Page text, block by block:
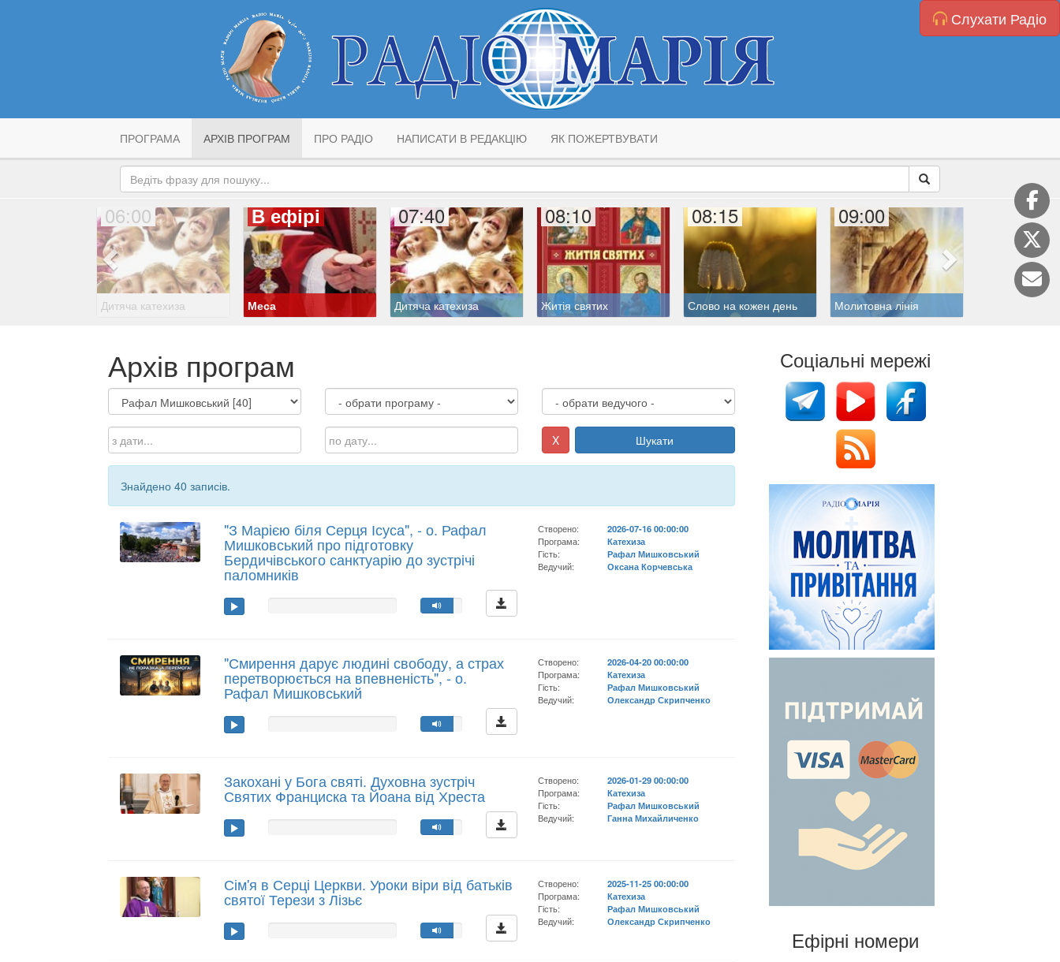
Слухати Радіо
ПРОГРАМА АРХІВ ПРОГРАМ ПРО РАДІО НАПИСАТИ В РЕДАКЦІЮ ЯК ПОЖЕРТВУВАТИ
06:00
Дитяча катехиза
В ефірі
Меса
07:40
Дитяча катехиза
08:10
Житія святих
08:15
Слово на кожен день
09:00
Молитовна лінія
10:00
Архів програм
X Шукати
Знайдено 40 записів.
"З Марією біля Серця Ісуса", - о. Рафал
Мишковський про підготовку
Бердичівського санктуарію до зустрічі
паломників
Створено:
2026-07-16 00:00:00
Програма:
Катехиза
Гість:
Рафал Мишковський
Ведучий:
Оксана Корчевська
"Смирення дарує людині свободу, а страх
перетворюється на впевненість", - о.
Рафал Мишковський
Створено:
2026-04-20 00:00:00
Програма:
Катехиза
Гість:
Рафал Мишковський
Ведучий:
Олександр Скрипченко
Закохані у Бога святі. Духовна зустріч
Святих Франциска та Йоана від Хреста
Створено:
2026-01-29 00:00:00
Програма:
Катехиза
Гість:
Рафал Мишковський
Ведучий:
Ганна Михайличенко
Сім'я в Серці Церкви. Уроки віри від батьків
святої Терези з Лізьє
Створено:
2025-11-25 00:00:00
Програма:
Катехиза
Гість:
Рафал Мишковський
Ведучий:
Олександр Скрипченко
Соціальні мережі
Ефірні номери